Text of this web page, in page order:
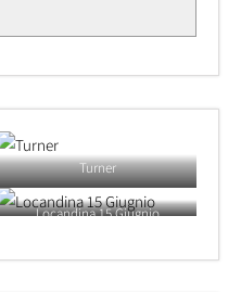
Turner
Locandina 15 Giugnio